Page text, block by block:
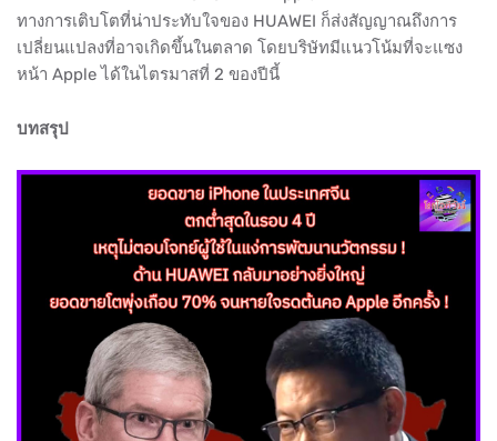
ทางการเติบโตที่น่าประทับใจของ HUAWEI ก็ส่งสัญญาณถึงการ
เปลี่ยนแปลงที่อาจเกิดขึ้นในตลาด โดยบริษัทมีแนวโน้มที่จะแซง
หน้า Apple ได้ในไตรมาสที่ 2 ของปีนี้
บทสรุป